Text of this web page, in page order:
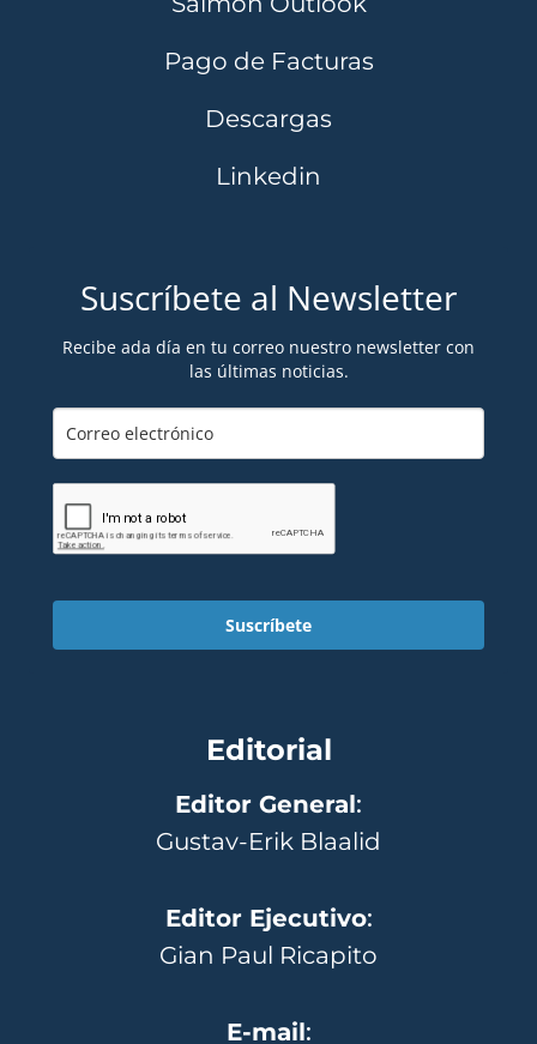
Pago de Facturas
Descargas
Linkedin
Suscríbete al Newsletter
Recibe ada día en tu correo nuestro newsletter con
las últimas noticias.
Suscríbete
Editorial
Editor General:
Gustav-Erik Blaalid
Editor Ejecutivo:
Gian Paul Ricapito
E-mail: